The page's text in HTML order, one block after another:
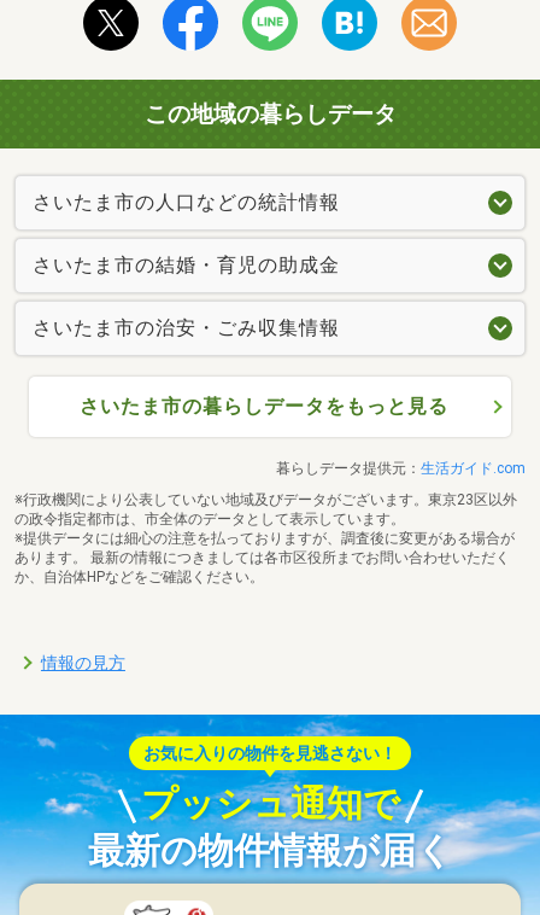
この地域の暮らしデータ
さいたま市の人口などの統計情報
さいたま市の結婚・育児の助成金
さいたま市の治安・ごみ収集情報
さいたま市の暮らしデータをもっと見る
暮らしデータ提供元： 生活ガイド.com
※行政機関により公表していない地域及びデータがございます。東京23区以外
の政令指定都市は、市全体のデータとして表示しています。
※提供データには細心の注意を払っておりますが、調査後に変更がある場合が
あります。 最新の情報につきましては各市区役所までお問い合わせいただく
か、自治体HPなどをご確認ください。
情報の見方
お気に入りの物件を見逃さない！
プッシュ通知で
最新の物件情報が届く